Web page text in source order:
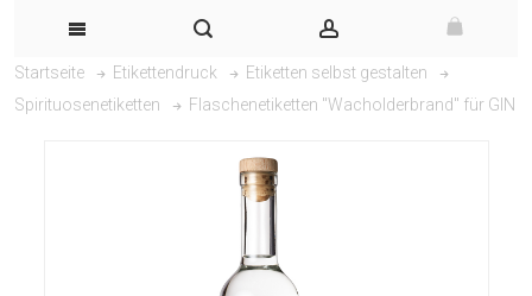
Startseite Etikettendruck
Etiketten selbst gestalten
Spirituosenetiketten
Flaschenetiketten "Wacholderbrand" für GIN